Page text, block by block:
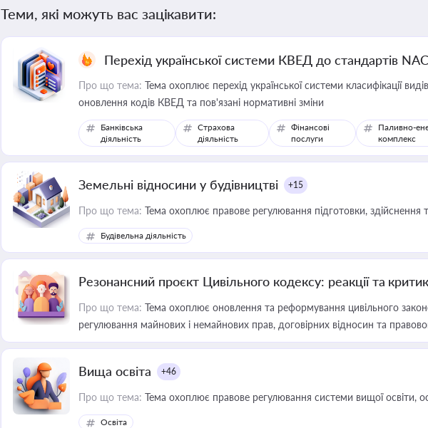
Теми, які можуть вас зацікавити:
Перехід української системи КВЕД до стандартів
Про що тема: Тема охоплює перехід української системи класифікації
оновлення кодів КВЕД та пов'язані нормативні зміни
Банківська
діяльність
Страхова
діяльність
Фінансові
послуги
Паливно-
комплекс
Земельні відносини у будівництві +15
Про що тема: Тема охоплює правове регулювання підготовки, здійснення
Будівельна діяльність
Резонансний проєкт Цивільного кодексу: реакції та
Про що тема: Тема охоплює оновлення та реформування цивільного
регулювання майнових і немайнових прав, договірних відносин та
Вища освіта +46
Про що тема: Тема охоплює правове регулювання системи вищої освіти,
Освіта